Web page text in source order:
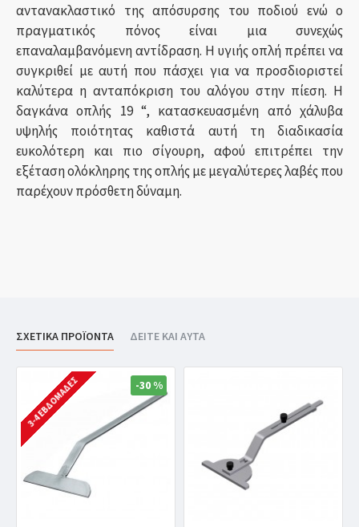
αντανακλαστικό της απόσυρσης του ποδιού ενώ ο
πραγματικός πόνος είναι μια συνεχώς
επαναλαμβανόμενη αντίδραση. Η υγιής οπλή πρέπει να
συγκριθεί με αυτή που πάσχει για να προσδιοριστεί
καλύτερα η ανταπόκριση του αλόγου στην πίεση. Η
δαγκάνα οπλής 19 “, κατασκευασμένη από χάλυβα
υψηλής ποιότητας καθιστά αυτή τη διαδικασία
ευκολότερη και πιο σίγουρη, αφού επιτρέπει την
εξέταση ολόκληρης της οπλής με μεγαλύτερες λαβές που
παρέχουν πρόσθετη δύναμη.
ΣΧΕΤΙΚΑ ΠΡΟΪΟΝΤΑ ΔΕΙΤΕ ΚΑΙ ΑΥΤΑ
-30 %
3-4 ΕΒΔΟΜΆΔΕΣ